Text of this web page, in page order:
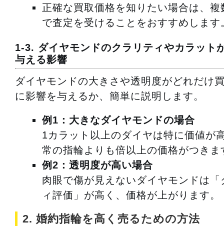
正確な買取価格を知りたい場合は、複
で査定を受けることをおすすめします
1-3. ダイヤモンドのクラリティやカラット
与える影響
ダイヤモンドの大きさや透明度がどれだけ
に影響を与えるか、簡単に説明します。
例1：大きなダイヤモンドの場合
1カラット以上のダイヤは特に価値が
常の指輪よりも倍以上の価格がつきま
例2：透明度が高い場合
肉眼で傷が見えないダイヤモンドは「
ィ評価」が高く、価格が上がります。
2. 婚約指輪を高く売るための方法